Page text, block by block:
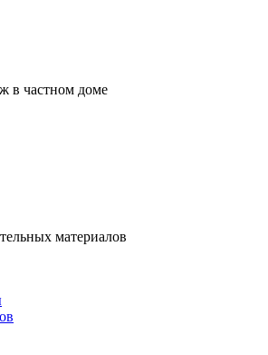
в частном доме
материалов